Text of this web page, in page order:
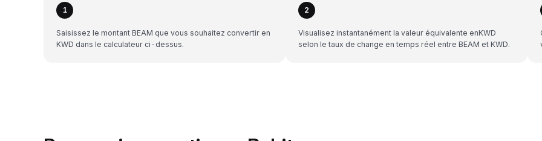
1
Saisissez le montant BEAM que vous souhaitez convertir en
KWD dans le calculateur ci-dessus.
2
Visualisez instantanément la valeur équivalente enKWD
selon le taux de change en temps réel entre BEAM et KWD.